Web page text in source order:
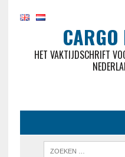
CARGO
HET VAKTIJDSCHRIFT